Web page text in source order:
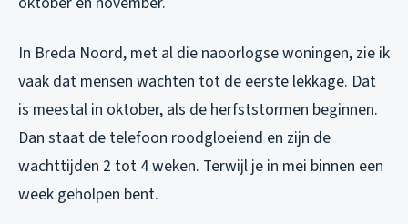
In Breda Noord, met al die naoorlogse woningen, zie ik
vaak dat mensen wachten tot de eerste lekkage. Dat
is meestal in oktober, als de herfststormen beginnen.
Dan staat de telefoon roodgloeiend en zijn de
wachttijden 2 tot 4 weken. Terwijl je in mei binnen een
week geholpen bent.